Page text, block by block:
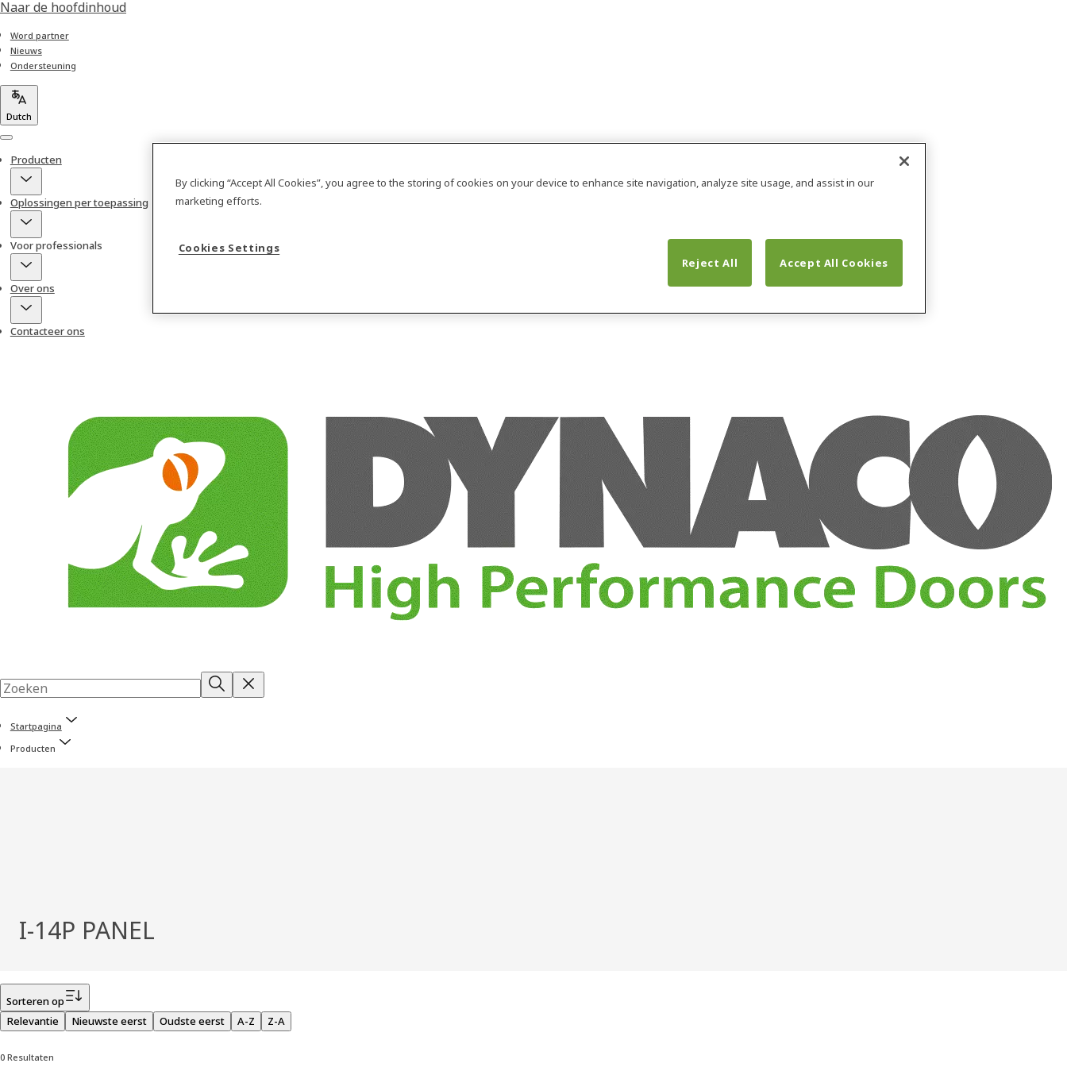
Naar de hoofdinhoud
Word partner
Nieuws
Ondersteuning
Dutch
Menu
Producten
Oplossingen per toepassing
Voor professionals
Over ons
Contacteer ons
Startpagina
Producten
I-14P PANEL
Sorteren op
Relevantie
Nieuwste eerst Oudste eerst A-Z Z-A
0 Resultaten
By clicking “Accept All Cookies”, you agree to the storing of cookies on your device to enhance site navigation, analyze site usage, and assist in our
marketing efforts.
Cookies Settings
Reject All
Accept All Cookies